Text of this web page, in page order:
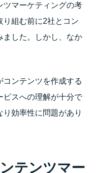
ツマーケティングの考
り組む前に2社とコン
ました。しかし、なか
ンテンツを作成する
ビスへの理解が十分で
効率性に問題があり
テンツマー